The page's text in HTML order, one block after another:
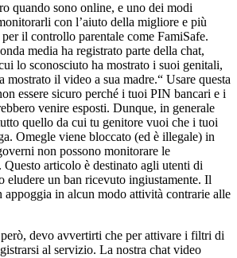
quando sono online, e uno dei modi
con l’aiuto della migliore e più
il controllo parentale come FamiSafe.
media ha registrato parte della chat,
lo sconosciuto ha mostrato i suoi genitali,
mostrato il video a sua madre.“ Usare questa
essere sicuro perché i tuoi PIN bancari e i
venire esposti. Dunque, in generale
quello da cui tu genitore vuoi che i tuoi
Omegle viene bloccato (ed è illegale) in
non possono monitorare le
articolo è destinato agli utenti di
eludere un ban ricevuto ingiustamente. Il
in alcun modo attività contrarie alle
devo avvertirti che per attivare i filtri di
al servizio. La nostra chat video